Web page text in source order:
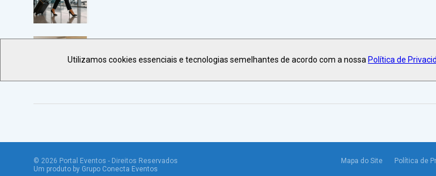
UBRAFE e SP Negócios fortalecem ecossistema de eventos B2B
© 2026 Portal Eventos - Direitos Reservados
Um produto by Grupo Conecta Eventos
Mapa do Site Política de
Utilizamos cookies essenciais e tecnologias semelhantes de acordo com a nossa Política de